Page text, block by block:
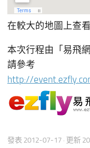
在較大的地圖上查看
本次行程由「易飛
請參考
http://
發表 2012-07-17 · 更新